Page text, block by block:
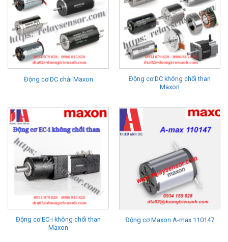
Động cơ DC chải Maxon
Động cơ DC không chổi than
Maxon
Động cơ EC-i không chổi than
Maxon
Động cơ Maxon A-max 110147